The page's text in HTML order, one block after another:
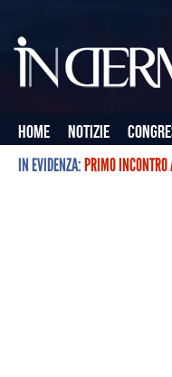
Home Notizie
IN EVIDENZA:PRIMO